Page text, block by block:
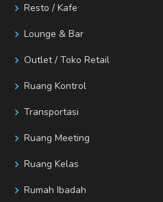
Resto / Kafe
Lounge & Bar
Outlet / Toko Retail
Ruang Kontrol
Transportasi
Ruang Meeting
Ruang Kelas
Rumah Ibadah